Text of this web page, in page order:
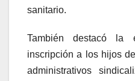
sanitario.
También destacó la
inscripción a los hijos
administrativos